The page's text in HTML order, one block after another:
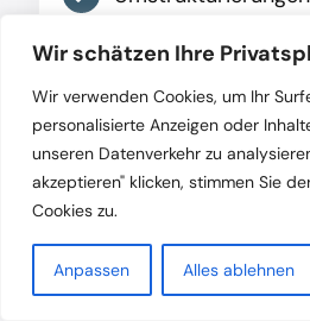
Wir schätzen Ihre
Wir verwenden Cookies, um Ihr
personalisierte Anzeigen oder
unseren Datenverkehr zu
akzeptieren" klicken, stimmen Sie
Cookies zu.
Anpassen Alles ablehnen
Zeugnis